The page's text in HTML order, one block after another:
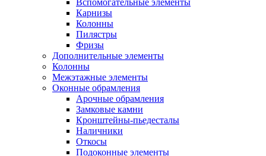
Вспомогательные элементы
Карнизы
Колонны
Пилястры
Фризы
Дополнительные элементы
Колонны
Межэтажные элементы
Оконные обрамления
Арочные обрамления
Замковые камни
Кронштейны-пьедесталы
Наличники
Откосы
Подоконные элементы